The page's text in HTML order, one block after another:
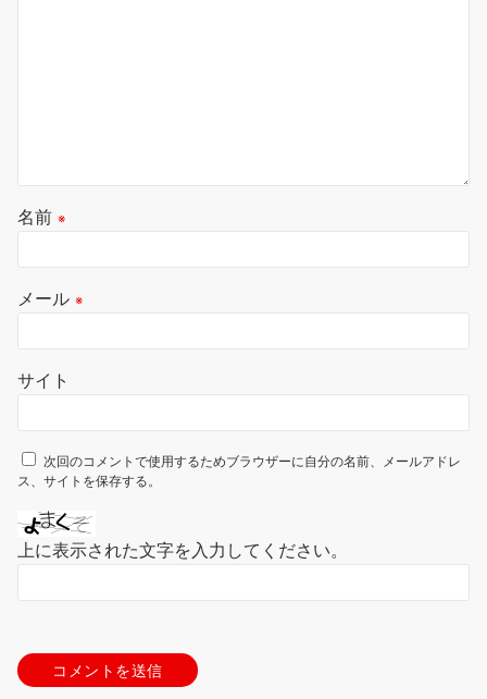
名前 ※
メール ※
サイト
次回のコメントで使用するためブラウザーに自分の名前、メールアドレ
ス、サイトを保存する。
上に表示された文字を入力してください。